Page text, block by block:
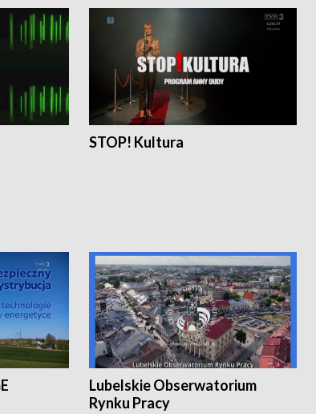
STOP! Kultura
Lubelskie Obserwatorium
Rynku Pracy